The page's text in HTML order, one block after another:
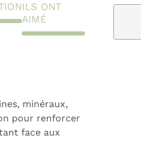
ILS ONT
AIMÉ
minéraux,
pour renforcer
face aux